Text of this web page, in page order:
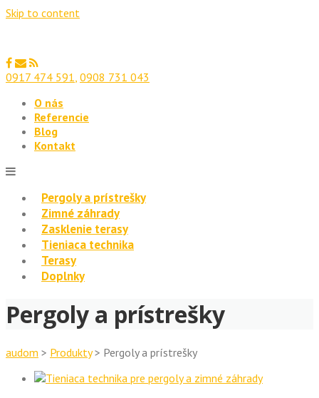
Skip to content
0917 474 591, 0908 731 043
O nás
Referencie
Blog
Kontakt
Pergoly a prístrešky
Zimné záhrady
Zasklenie terasy
Tieniaca technika
Terasy
Doplnky
Pergoly a prístrešky
audom > Produkty> Pergoly a prístrešky